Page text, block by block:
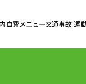
自費メニュー交通事故 運